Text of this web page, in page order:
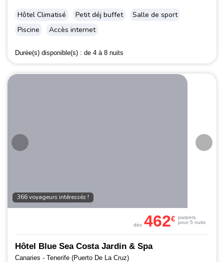
Hôtel Climatisé Petit déj buffet
Salle de sport
Piscine
Accès internet
Durée(s) disponible(s) : de 4 à 8 nuits
366 voyageurs intéressés !
Hôtel Blue Sea Costa Jardin & Spa
Canaries - Tenerife (Puerto De La Cruz)
dès 462€ parpers.
pour 5 nuits